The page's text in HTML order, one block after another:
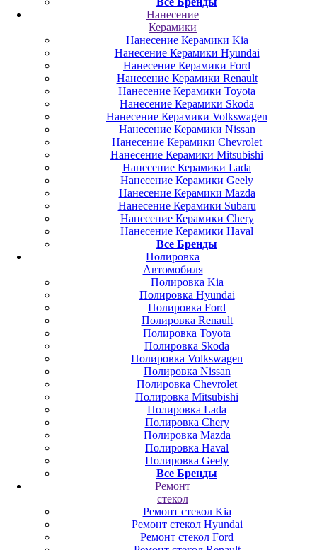
Нанесение
Керамики
Нанесение Керамики Kia
Нанесение Керамики Hyundai
Нанесение Керамики Ford
Нанесение Керамики Renault
Нанесение Керамики Toyota
Нанесение Керамики Skoda
Нанесение Керамики Volkswagen
Нанесение Керамики Nissan
Нанесение Керамики Chevrolet
Нанесение Керамики Mitsubishi
Нанесение Керамики Lada
Нанесение Керамики Geely
Нанесение Керамики Mazda
Нанесение Керамики Subaru
Нанесение Керамики Chery
Нанесение Керамики Haval
Все Бренды
Полировка
Автомобиля
Полировка Kia
Полировка Hyundai
Полировка Ford
Полировка Renault
Полировка Toyota
Полировка Skoda
Полировка Volkswagen
Полировка Nissan
Полировка Chevrolet
Полировка Mitsubishi
Полировка Lada
Полировка Chery
Полировка Mazda
Полировка Haval
Полировка Geely
Все Бренды
Ремонт
стекол
Ремонт стекол Kia
Ремонт стекол Hyundai
Ремонт стекол Ford